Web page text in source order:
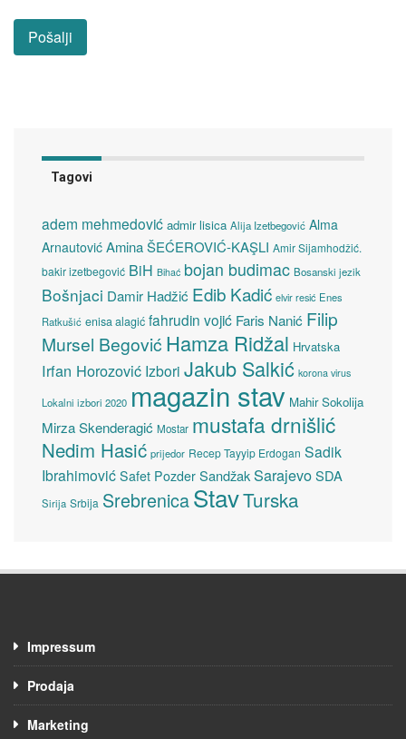
Tagovi
adem mehmedović admir lisica Alija Izetbegović Alma
Arnautović Amina ŠEĆEROVIĆ-KAŞLI Amir Sijamhodžić.
bakir izetbegović BiH Bihać bojan budimac Bosanski jezik
Bošnjaci Damir Hadžić Edib Kadić elvir resić Enes
Ratkušić enisa alagić fahrudin vojić Faris Nanić Filip
Mursel Begović Hamza Ridžal Hrvatska
Irfan Horozović Izbori Jakub Salkić korona virus
Lokalni izbori 2020 magazin stav Mahir Sokolija
Mirza Skenderagić Mostar mustafa drnišlić
Nedim Hasić prijedor Recep Tayyip Erdogan Sadik
Ibrahimović Safet Pozder SandžakSarajevoSDA
Sirija Srbija SrebrenicaStavTurska
Impressum
Prodaja
Marketing